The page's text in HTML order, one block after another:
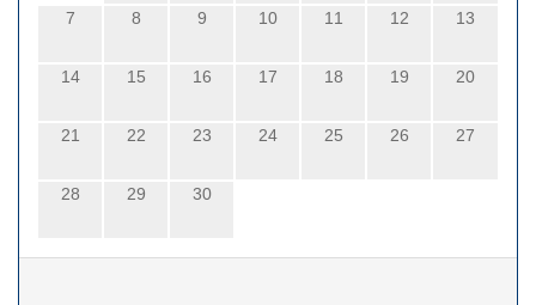
7 8 9 10 11 12 13
14 15 16 17 18 19 20
21 22 23 24 25 26 27
28 29 30